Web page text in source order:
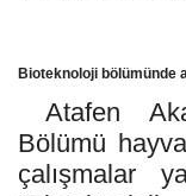
Bioteknoloji bölümünde
Atafen
Bölümü
çalışmalar